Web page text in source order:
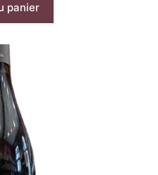
panier